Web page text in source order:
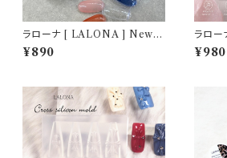
ラローナ [ LALONA ] Newシ
ロップジェル (36色 ) ( 7ml )ジ
ェルネイル/セルフネイル/ゼリー
¥890
ラロ
ュスパ
色 )ネ
¥980